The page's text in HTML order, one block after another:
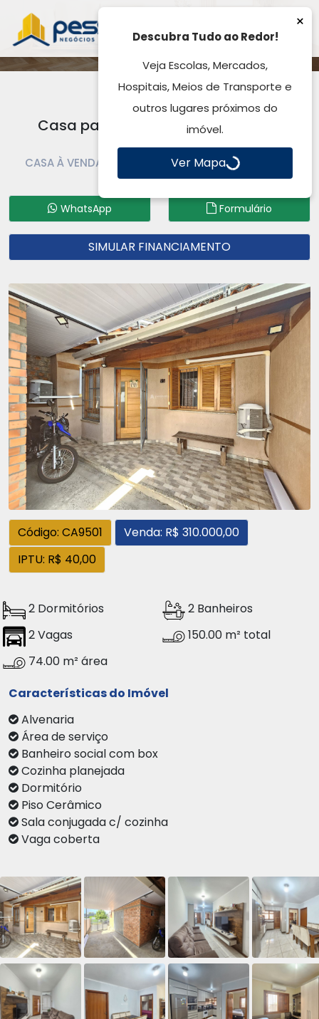
Casa para venda, São Jerônimo -
Gravataí, RS
CASA À VENDA | CASA | GRAVATAÍ | SÃO JERÔNIMO
Código: CA9501
WhatsApp Formulário
SIMULAR FINANCIAMENTO
Código: CA9501
Venda: R$ 310.000,00
IPTU: R$ 40,00
2 Dormitórios
2 Banheiros
2 Vagas
150.00 m² total
74.00 m² área
Características do Imóvel
Alvenaria
Área de serviço
Banheiro social com box
Cozinha planejada
Dormitório
Piso Cerâmico
Sala conjugada c/ cozinha
Vaga coberta
×
Descubra Tudo ao Redor!
Veja Escolas, Mercados,
Hospitais, Meios de Transporte e
outros lugares próximos do
imóvel.
Ver Mapa